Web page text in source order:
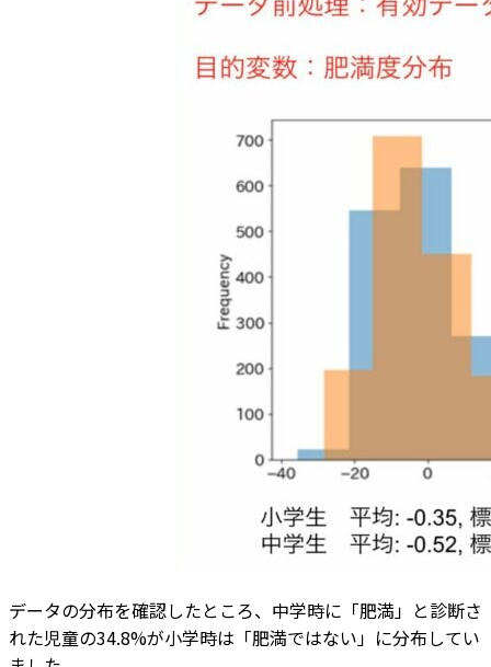
データの分布を確認したところ、中学時に「肥満」と診断さ
れた児童の34.8%が小学時は「肥満ではない」に分布してい